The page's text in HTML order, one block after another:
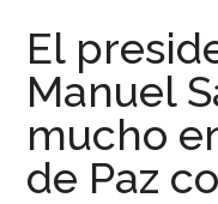
El
Manuel
mucho
de Paz